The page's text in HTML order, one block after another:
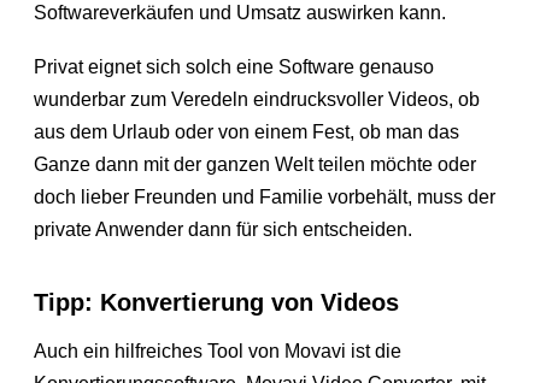
Softwareverkäufen und Umsatz auswirken kann.
Privat eignet sich solch eine Software genauso
wunderbar zum Veredeln eindrucksvoller Videos, ob
aus dem Urlaub oder von einem Fest, ob man das
Ganze dann mit der ganzen Welt teilen möchte oder
doch lieber Freunden und Familie vorbehält, muss der
private Anwender dann für sich entscheiden.
Tipp: Konvertierung von Videos
Auch ein hilfreiches Tool von Movavi ist die